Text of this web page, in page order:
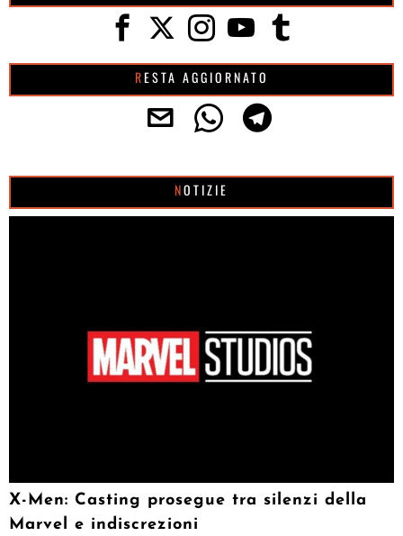
RESTA AGGIORNATO
NOTIZIE
X-Men: Casting prosegue tra silenzi della
Marvel e indiscrezioni